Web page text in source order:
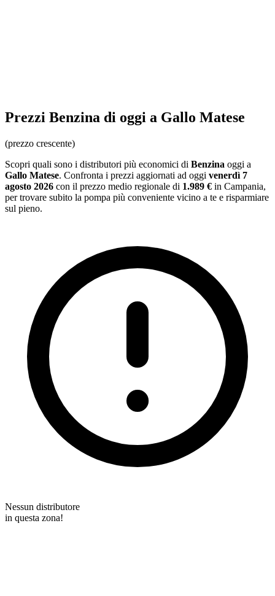
Prezzi Benzina di oggi a Gallo Matese
(prezzo crescente)
Scopri quali sono i distributori più economici di Benzina oggi a
Gallo Matese. Confronta i prezzi aggiornati ad oggi venerdì 7
agosto 2026 con il prezzo medio regionale di 1.989 € in Campania,
per trovare subito la pompa più conveniente vicino a te e risparmiare
sul pieno.
Nessun distributore
in questa zona!